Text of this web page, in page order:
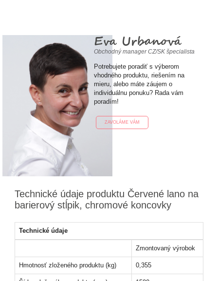
Eva Urbanová
Obchodný manager CZ/SK špecialista
Potrebujete poradiť s výberom
vhodného produktu, riešením na
mieru, alebo máte záujem o
individuálnu ponuku? Rada vám
poradím!
ZAVOLÁME VÁM
Technické údaje produktu Červené lano na
barierový stĺpik, chromové koncovky
Technické údaje
Zmontovaný výrobok
Hmotnosť zloženého produktu (kg) 0,355